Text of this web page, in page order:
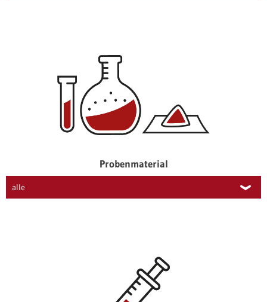
Probenmaterial